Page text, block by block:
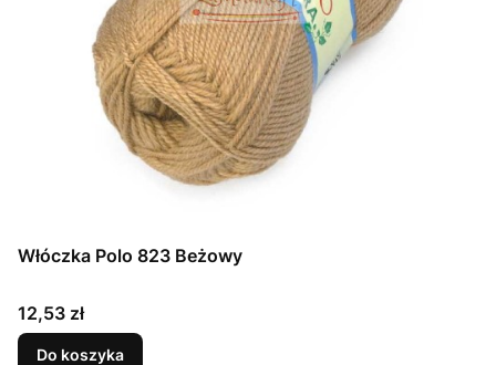
Włóczka Polo 823 Beżowy
Cena
12,53 zł
Do koszyka